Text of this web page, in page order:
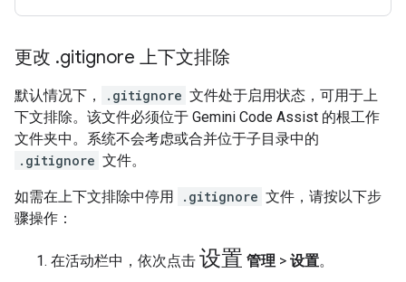
更改 .gitignore 上下文排除
默认情况下， .gitignore 文件处于启用状态，可用于上
下文排除。该文件必须位于 Gemini Code Assist 的根工作
文件夹中。系统不会考虑或合并位于子目录中的
.gitignore 文件。
如需在上下文排除中停用 .gitignore 文件，请按以下步
骤操作：
在活动栏中，依次点击 设置 管理 > 设置。